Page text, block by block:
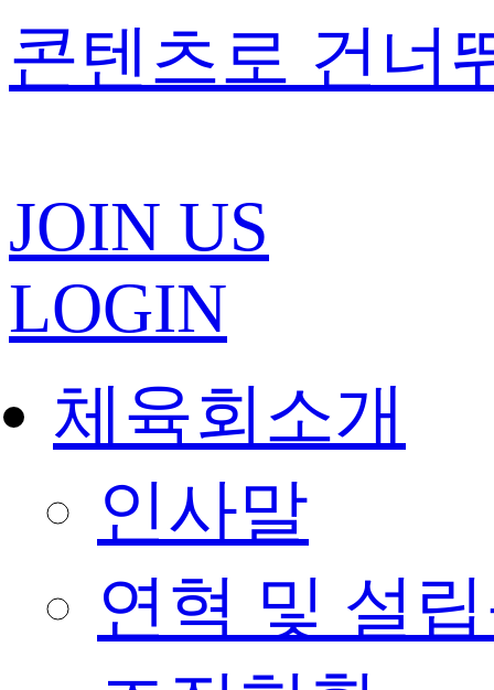
콘텐츠로 건너
JOIN US
LOGIN
체육회소개
인사말
연혁 및 설